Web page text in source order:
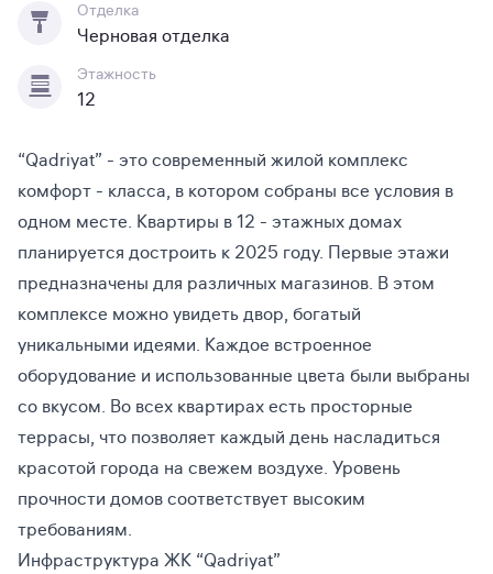
Отделка
Черновая отделка
Этажность
12
“Qadriyat” - это современный жилой комплекс
комфорт - класса, в котором собраны все условия в
одном месте. Квартиры в 12 - этажных домах
планируется достроить к 2025 году. Первые этажи
предназначены для различных магазинов. В этом
комплексе можно увидеть двор, богатый
уникальными идеями. Каждое встроенное
оборудование и использованные цвета были выбраны
со вкусом. Во всех квартирах есть просторные
террасы, что позволяет каждый день насладиться
красотой города на свежем воздухе. Уровень
прочности домов соответствует высоким
требованиям.
Инфраструктура ЖК “Qadriyat”